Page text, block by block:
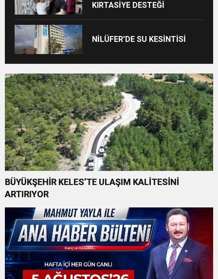
KIRTASİYE DESTEĞİ
NİLÜFER’DE SU KESİNTİSİ
BÜYÜKŞEHİR KELES’TE ULAŞIM KALİTESİNİ
ARTIRIYOR